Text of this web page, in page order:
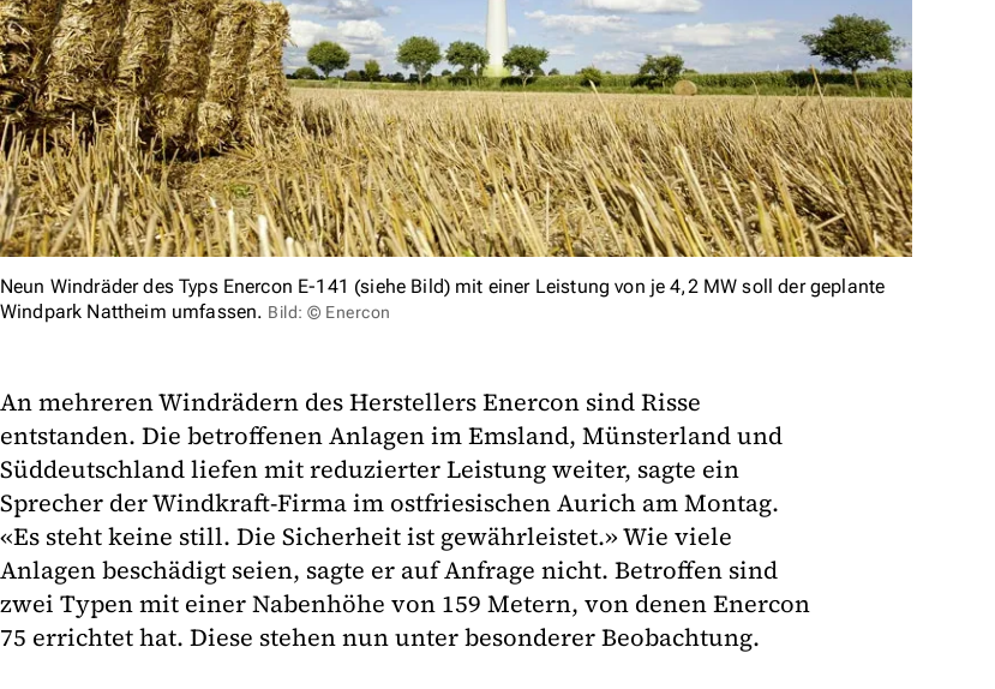
Neun Windräder des Typs Enercon E-141 (siehe Bild) mit einer Leistung von je 4,2 MW soll der geplante
Windpark Nattheim umfassen. Bild: © Enercon
An mehreren Windrädern des Herstellers Enercon sind Risse
entstanden. Die betroffenen Anlagen im Emsland, Münsterland und
Süddeutschland liefen mit reduzierter Leistung weiter, sagte ein
Sprecher der Windkraft-Firma im ostfriesischen Aurich am Montag.
«Es steht keine still. Die Sicherheit ist gewährleistet.» Wie viele
Anlagen beschädigt seien, sagte er auf Anfrage nicht. Betroffen sind
zwei Typen mit einer Nabenhöhe von 159 Metern, von denen Enercon
75 errichtet hat. Diese stehen nun unter besonderer Beobachtung.